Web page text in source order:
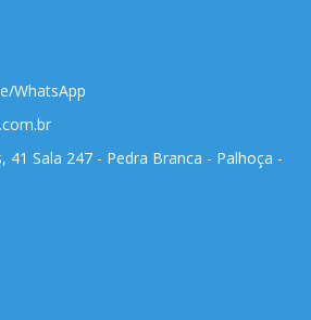
WhatsApp
41 Sala 247 - Pedra Branca - Palhoça -